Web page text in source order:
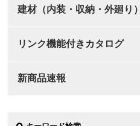
建材（内装・収納・外廻り）
リンク機能付きカタログ
新商品速報